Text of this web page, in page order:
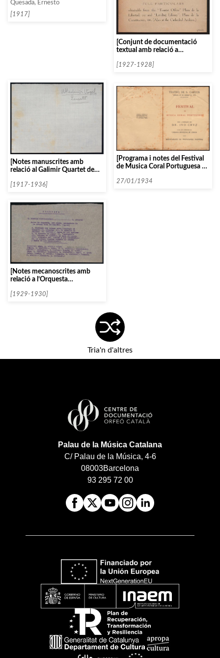
Quesada, Ernesto
[1917]
[Conjunt de documentació
textual amb relació a
Antiga i Contemporania]
[1927-1928]
[Notes manuscrites amb
relació al Galimir Quartet de
[1917-1936]
[Programa i notes del Festival
de Musica Coral Portuguesa al
27/01/1934
[Notes mecanoscrites amb
relació a l’Orquesta
[1929-1930]
Tria'n d'altres
Palau de la Música Catalana
C/ Palau de la Música, 4-6
08003Barcelona
93 295 72 00